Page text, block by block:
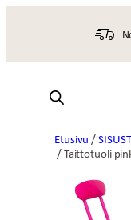
Etusivu /
/ Taittotuoli